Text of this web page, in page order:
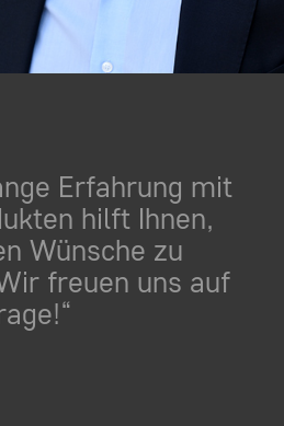
Erfahrung mit
hilft Ihnen,
Wünsche zu
freuen uns auf